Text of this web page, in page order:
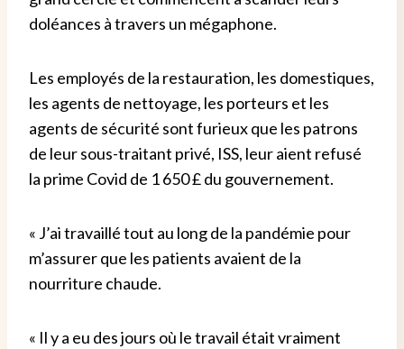
doléances à travers un mégaphone.
Les employés de la restauration, les domestiques,
les agents de nettoyage, les porteurs et les
agents de sécurité sont furieux que les patrons
de leur sous-traitant privé, ISS, leur aient refusé
la prime Covid de 1 650 £ du gouvernement.
« J’ai travaillé tout au long de la pandémie pour
m’assurer que les patients avaient de la
nourriture chaude.
« Il y a eu des jours où le travail était vraiment